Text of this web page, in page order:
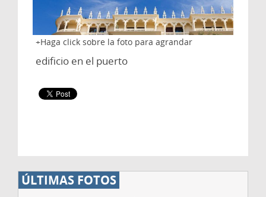
Haga click sobre la foto para agrandar
edificio en el puerto
ÚLTIMAS FOTOS